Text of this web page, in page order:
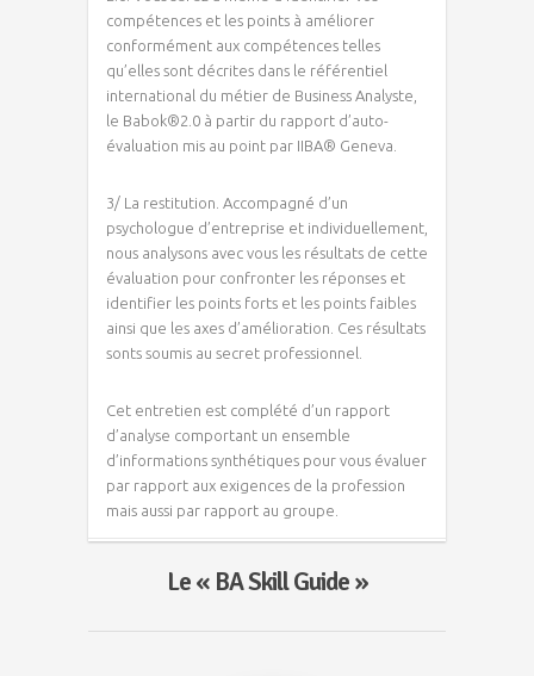
compétences et les points à améliorer
conformément aux compétences telles
qu’elles sont décrites dans le référentiel
international du métier de Business Analyste,
le Babok®2.0 à partir du rapport d’auto-
évaluation mis au point par IIBA® Geneva.
3/ La restitution. Accompagné d’un
psychologue d’entreprise et individuellement,
nous analysons avec vous les résultats de cette
évaluation pour confronter les réponses et
identifier les points forts et les points faibles
ainsi que les axes d’amélioration. Ces résultats
sonts soumis au secret professionnel.
Cet entretien est complété d’un rapport
d’analyse comportant un ensemble
d’informations synthétiques pour vous évaluer
par rapport aux exigences de la profession
mais aussi par rapport au groupe.
Le « BA Skill Guide »